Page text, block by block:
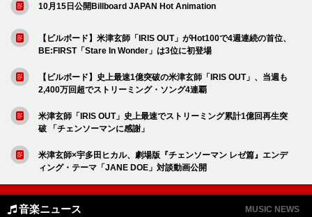
10月15日公開Billboard JAPAN Hot Animation
【ビルボード】米津玄師「IRIS OUT」がHot100で4週連続の首位、
BE:FIRST「Stare In Wonder」は3位に初登場
【ビルボード】史上最速1億突破の米津玄師「IRIS OUT」、当週も
2,400万回超でストリーミング・ソング4連覇
米津玄師「IRIS OUT」史上最速でストリーミング累計1億回再生突
破 「チェンソーマンに感謝」
米津玄師×宇多田ヒカル、劇場版『チェンソーマン レゼ篇』エンデ
ィング・テーマ「JANE DOE」対談動画公開
音楽ニュース MUSIC NEWS